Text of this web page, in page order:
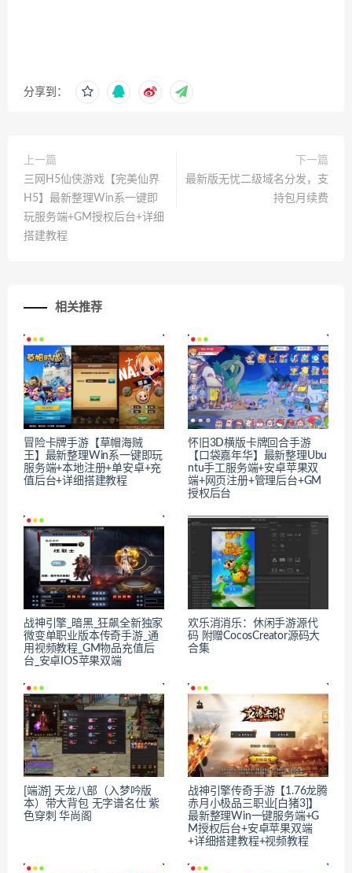
分享到：
上一篇
三网H5仙侠游戏【完美仙界
H5】最新整理Win系一键即
玩服务端+GM授权后台+详细
搭建教程
下一篇
最新版无忧二级域名分发，支
持包月续费
相关推荐
冒险卡牌手游【草帽海贼
王】最新整理Win系一键即玩
服务端+本地注册+单安卓+充
值后台+详细搭建教程
怀旧3D横版卡牌回合手游
【口袋嘉年华】最新整理Ubu
ntu手工服务端+安卓苹果双
端+网页注册+管理后台+GM
授权后台
战神引擎_暗黑_狂飙全新独家
微变单职业版本传奇手游_通
用视频教程_GM物品充值后
台_安卓IOS苹果双端
欢乐消消乐：休闲手游源代
码 附赠CocosCreator源码大
合集
[端游] 天龙八部（入梦吟版
本）带大背包 无字谱名仕 紫
色穿刺 华尚阁
战神引擎传奇手游【1.76龙腾
赤月小极品三职业[白猪3]】
最新整理Win一键服务端+G
M授权后台+安卓苹果双端
+详细搭建教程+视频教程